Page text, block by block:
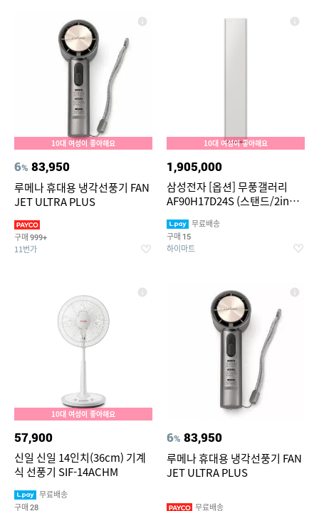
10대 여성이 좋아해요
6% 83,950
루메나 휴대용 냉각선풍기 FAN
JET ULTRA PLUS
구매 999+
11번가
10대 여성이 좋아해요
1,905,000
삼성전자 [옵션] 무풍갤러리
AF90H17D24S (스탠드/2in1/
㎡/56.9+18.7㎡) 실외기포함
[전국기본설치비 포함]
무료배송
구매 15
하이마트
10대 여성이 좋아해요
57,900
신일 신일 14인치(36cm) 기계
식 선풍기 SIF-14ACHM
무료배송
구매 28
6% 83,950
루메나 휴대용 냉각선풍기 FAN
JET ULTRA PLUS
무료배송